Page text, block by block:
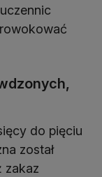
do pięciu
został
zakaz